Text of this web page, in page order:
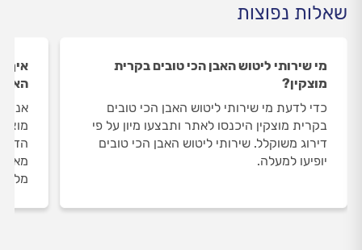
שאלות נפוצות
מי שירותי ליטוש האבן הכי טובים בקרית
מוצקין?
כדי לדעת מי שירותי ליטוש האבן הכי טובים
בקרית מוצקין היכנסו לאתר ותבצעו מיון על פי
דירוג משוקלל. שירותי ליטוש האבן הכי טובים
יופיעו למעלה.
איך